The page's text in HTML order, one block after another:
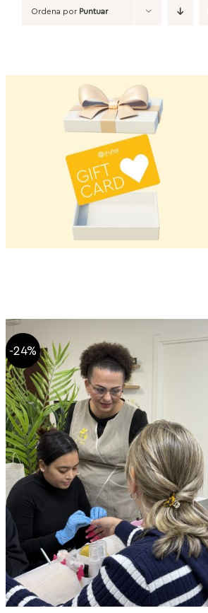
Ordena por Puntuar
-24%